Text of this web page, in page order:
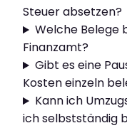
Steuer absetzen?
Welche Belege
Finanzamt?
Gibt es eine
Kosten einzeln
Kann ich
ich selbstständig